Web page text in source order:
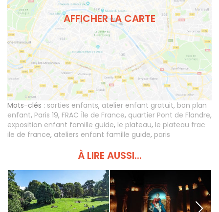
AFFICHER LA CARTE
Mots-clés : sorties enfants, atelier enfant gratuit, bon plan
enfant, Paris 19, FRAC Île de France, quartier Pont de Flandre,
exposition enfant famille guide, le plateau, le plateau frac
ile de france, ateliers enfant famille guide, paris
À LIRE AUSSI...